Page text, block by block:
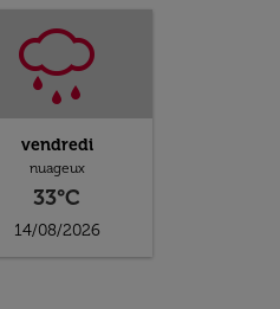
vendredi
nuageux
33°C
14/08/2026